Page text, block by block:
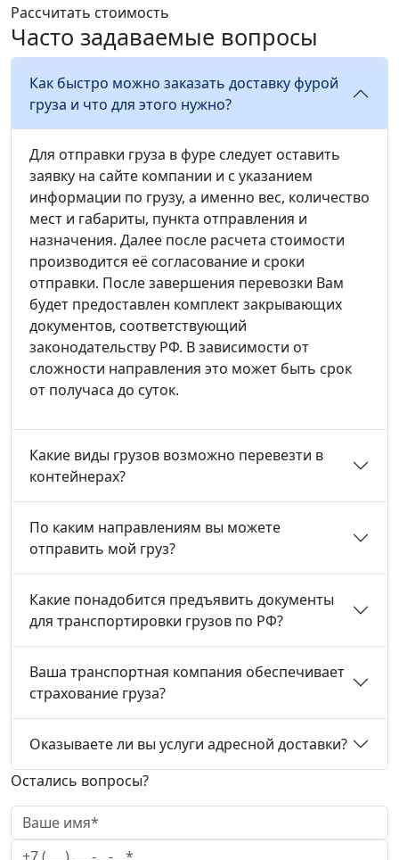
Рассчитать стоимость
Часто задаваемые вопросы
Как быстро можно заказать доставку фурой
груза и что для этого нужно?
Для отправки груза в фуре следует оставить
заявку на сайте компании и с указанием
информации по грузу, а именно вес, количество
мест и габариты, пункта отправления и
назначения. Далее после расчета стоимости
производится её согласование и сроки
отправки. После завершения перевозки Вам
будет предоставлен комплект закрывающих
документов, соответствующий
законодательству РФ. В зависимости от
сложности направления это может быть срок
от получаса до суток.
Какие виды грузов возможно перевезти в
контейнерах?
По каким направлениям вы можете
отправить мой груз?
Какие понадобится предъявить документы
для транспортировки грузов по РФ?
Ваша транспортная компания обеспечивает
страхование груза?
Оказываете ли вы услуги адресной доставки?
Остались вопросы?